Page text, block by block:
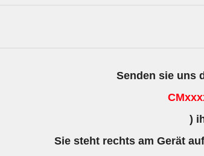
Senden sie uns
)
Sie steht rechts am Gerät